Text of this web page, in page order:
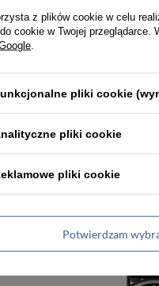
159,00 zł
z plików cookie w celu
cookie w Twojej
pliki cookie
pliki cookie
pliki cookie
Potwierdzam